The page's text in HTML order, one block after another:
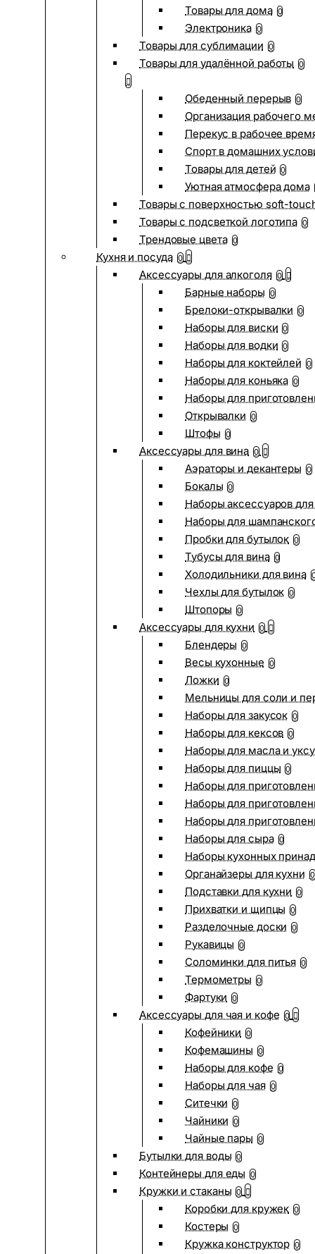
Товары для дома 0
Электроника 0
Товары для сублимации 0
Товары для удалённой работы 0
Обеденный перерыв 0
Организация рабочего
Перекус в рабочее
Спорт в домашних
Товары для детей 0
Уютная атмосфера дома
Товары с поверхностью soft-
Товары с подсветкой логотипа 0
Трендовые цвета 0
Кухня и посуда 0
Аксессуары для алкоголя 0
Барные наборы 0
Брелоки-открывалки 0
Наборы для виски 0
Наборы для водки 0
Наборы для коктейлей 0
Наборы для коньяка 0
Наборы для
Открывалки 0
Штофы 0
Аксессуары для вина 0
Аэраторы и декантеры 0
Бокалы 0
Наборы аксессуаров
Наборы для
Пробки для бутылок 0
Тубусы для вина 0
Холодильники для вина
Чехлы для бутылок 0
Штопоры 0
Аксессуары для кухни 0
Блендеры 0
Весы кухонные 0
Ложки 0
Мельницы для соли и
Наборы для закусок 0
Наборы для кексов 0
Наборы для масла и
Наборы для пиццы 0
Наборы для
Наборы для
Наборы для
Наборы для сыра 0
Наборы кухонных
Органайзеры для кухни 0
Подставки для кухни 0
Прихватки и щипцы 0
Разделочные доски 0
Рукавицы 0
Соломинки для питья 0
Термометры 0
Фартуки 0
Аксессуары для чая и кофе 0
Кофейники 0
Кофемашины 0
Наборы для кофе 0
Наборы для чая 0
Ситечки 0
Чайники 0
Чайные пары 0
Бутылки для воды 0
Контейнеры для еды 0
Кружки и стаканы 0
Коробки для кружек 0
Костеры 0
Кружка конструктор 0